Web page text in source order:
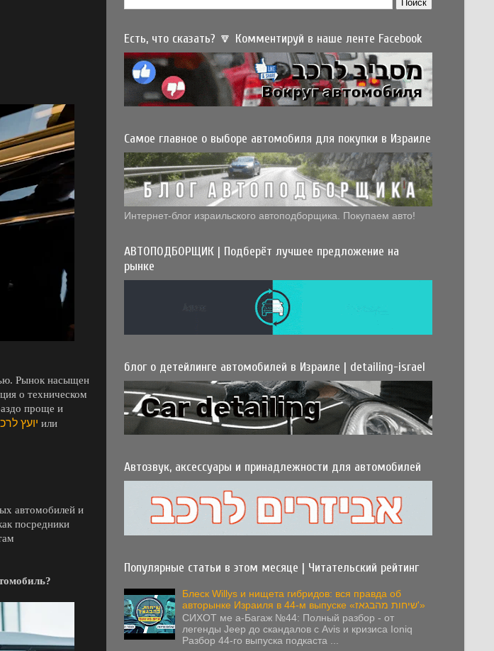
Рынок насыщен
о техническом
проще и
יועץ или
автомобилей и
посредники
Есть, что сказать? 🔽 Комментируй в наше ленте Facebook
Самое главное о выборе автомобиля для покупки в Израиле
Интернет-блог израильского автоподборщика. Покупаем авто!
АВТОПОДБОРЩИК | Подберёт лучшее предложение на
рынке
блог о детейлинге автомобилей в Израиле | detailing-israel
Автозвук, аксессуары и принадлежности для автомобилей
Популярные статьи в этом месяце | Читательский рейтинг
Блеск Willys и нищета гибридов: вся правда об
авторынке Израиля в 44-м выпуске «שיחות מהבגאז'»
СИХОТ ме а-Багаж №44: Полный разбор - от
легенды Jeep до скандалов с Avis и кризиса Ioniq
Разбор 44-го выпуска подкаста ...